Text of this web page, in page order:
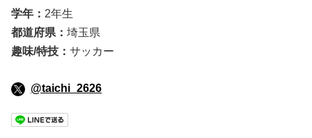
学年： 2年生
都道府県： 埼玉県
趣味/特技： サッカー
@taichi_2626